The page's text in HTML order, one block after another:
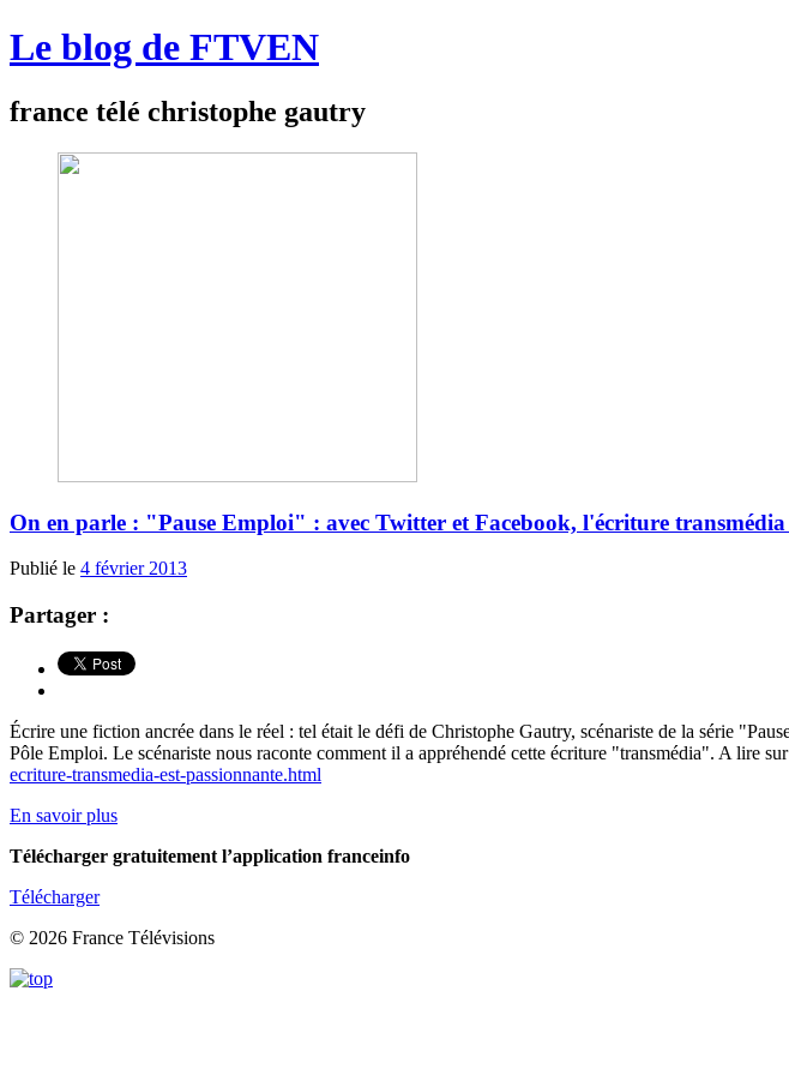
Le blog de FTVEN
france télé christophe gautry
On en parle : "Pause Emploi" : avec Twitter et Facebook, l'écriture transmédia
Publié le 4 février 2013
Partager :
Écrire une fiction ancrée dans le réel : tel était le défi de Christophe Gautry, scénariste de la série
Pôle Emploi. Le scénariste nous raconte comment il a appréhendé cette écriture "transmédia". A lire
ecriture-transmedia-est-passionnante.html
En savoir plus
Télécharger gratuitement l’application franceinfo
Télécharger
© 2026 France Télévisions